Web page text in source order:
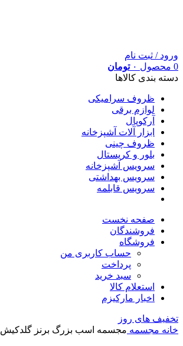
ورود / ثبت نام
0 محصول ۰ تومان
دسته بندی کالاها
ظروف سرامیکی
لوازم برقی
آرکوپال
ابزار آلات آشپزخانه
ظروف چینی
بلور و کریستال
سرویس آشپزخانه
سرویس بهداشتی
سرویس قابلمه
صفحه نخست
فروشندگان
فروشگاه
حساب کاربری من
پرداخت
سبد خرید
استعلام کالا
اخبار مارکیزم
تخفیف های روز
خانه مجسمه مجسمه اسب بزرگ برنز گلدکیش